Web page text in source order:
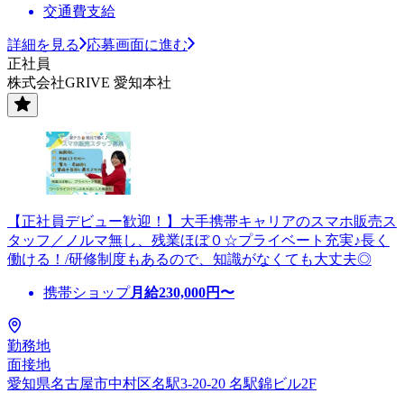
交通費支給
詳細を見る
応募画面に進む
正社員
株式会社GRIVE 愛知本社
【正社員デビュー歓迎！】大手携帯キャリアのスマホ販売ス
タッフ／ノルマ無し、残業ほぼ０☆プライベート充実♪長く
働ける！/研修制度もあるので、知識がなくても大丈夫◎
携帯ショップ月給230,000円〜
勤務地
面接地
愛知県名古屋市中村区名駅3-20-20 名駅錦ビル2F